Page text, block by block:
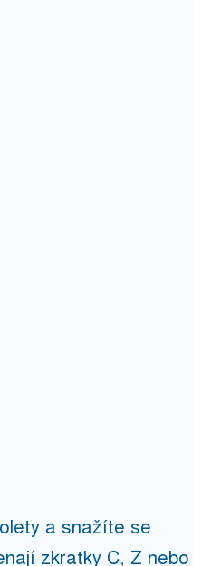
a snažíte se
zkratky C, Z nebo